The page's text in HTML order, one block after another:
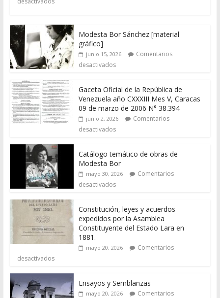
Modesta Bor Sánchez [material
gráfico]
junio 15, 2026
Comentarios
desactivados
Gaceta Oficial de la República de
Venezuela año CXXXIII Mes V, Caracas
09 de marzo de 2006 N° 38.394
junio 2, 2026
Comentarios
desactivados
Catálogo temático de obras de
Modesta Bor
mayo 30, 2026
Comentarios
desactivados
Constitución, leyes y acuerdos
expedidos por la Asamblea
Constituyente del Estado Lara en
1881.
mayo 20, 2026
Comentarios
desactivados
Ensayos y Semblanzas
mayo 20, 2026
Comentarios